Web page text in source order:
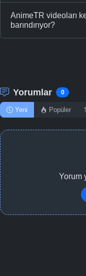
AnimeTR videoları
barındırıyor?
Yorumlar 0
Yeni Popüler
Yorum